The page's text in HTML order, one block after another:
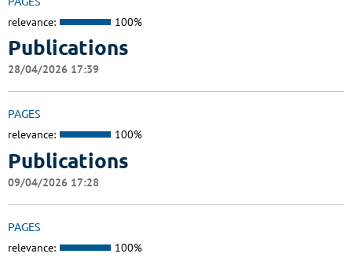
relevance: 100%
Publications
28/04/2026 17:39
PAGES
relevance: 100%
Publications
09/04/2026 17:28
PAGES
relevance: 100%